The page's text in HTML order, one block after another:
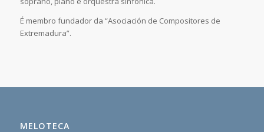
É membro fundador da “Asociación de Compositores de
Extremadura”.
MELOTECA